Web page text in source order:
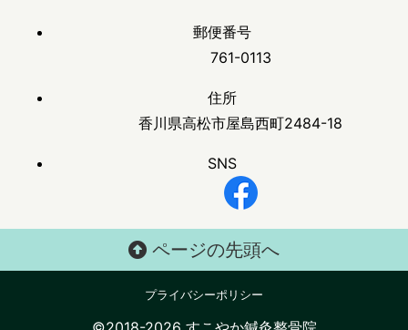
郵便番号
761-0113
住所
香川県高松市屋島西町2484-18
SNS
ページの先頭へ
プライバシーポリシー